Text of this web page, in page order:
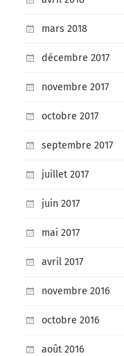
mars 2018
décembre 2017
novembre 2017
octobre 2017
septembre 2017
juillet 2017
juin 2017
mai 2017
avril 2017
novembre 2016
octobre 2016
août 2016